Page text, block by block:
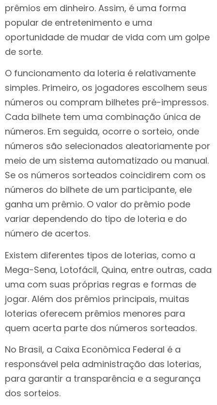
prêmios em dinheiro. Assim, é uma forma
popular de entretenimento e uma
oportunidade de mudar de vida com um golpe
de sorte.
O funcionamento da loteria é relativamente
simples. Primeiro, os jogadores escolhem seus
números ou compram bilhetes pré-impressos.
Cada bilhete tem uma combinação única de
números. Em seguida, ocorre o sorteio, onde
números são selecionados aleatoriamente por
meio de um sistema automatizado ou manual.
Se os números sorteados coincidirem com os
números do bilhete de um participante, ele
ganha um prêmio. O valor do prêmio pode
variar dependendo do tipo de loteria e do
número de acertos.
Existem diferentes tipos de loterias, como a
Mega-Sena, Lotofácil, Quina, entre outras, cada
uma com suas próprias regras e formas de
jogar. Além dos prêmios principais, muitas
loterias oferecem prêmios menores para
quem acerta parte dos números sorteados.
No Brasil, a Caixa Econômica Federal é a
responsável pela administração das loterias,
para garantir a transparência e a segurança
dos sorteios.